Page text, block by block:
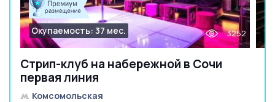
Стрип-клуб на набережной в Сочи
первая линия
Окупаемость: 37 мес. 3252
Комсомольская